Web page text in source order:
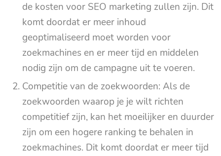
de kosten voor SEO marketing zullen zijn. Dit
komt doordat er meer inhoud
geoptimaliseerd moet worden voor
zoekmachines en er meer tijd en middelen
nodig zijn om de campagne uit te voeren.
Competitie van de zoekwoorden: Als de
zoekwoorden waarop je je wilt richten
competitief zijn, kan het moeilijker en duurder
zijn om een hogere ranking te behalen in
zoekmachines. Dit komt doordat er meer tijd